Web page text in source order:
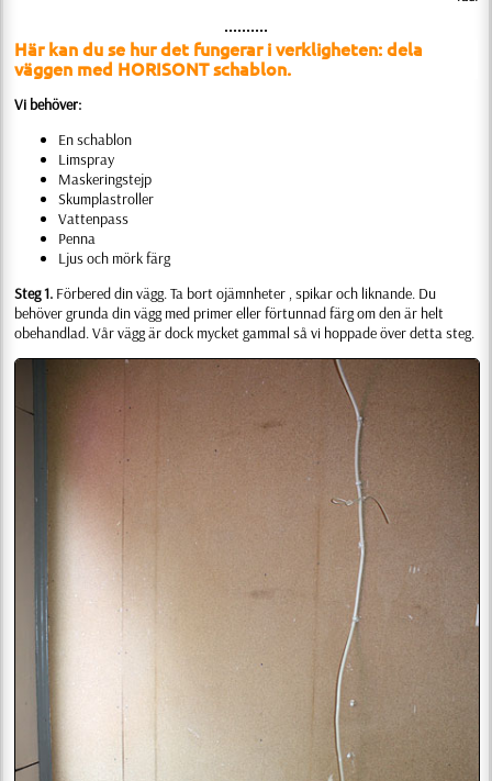
••••••••••
Här kan du se hur det fungerar i verkligheten: dela
väggen med HORISONT schablon.
Vi behöver:
En schablon
Limspray
Maskeringstejp
Skumplastroller
Vattenpass
Penna
Ljus och mörk färg
Steg 1. Förbered din vägg. Ta bort ojämnheter , spikar och liknande. Du
behöver grunda din vägg med primer eller förtunnad färg om den är helt
obehandlad. Vår vägg är dock mycket gammal så vi hoppade över detta steg.